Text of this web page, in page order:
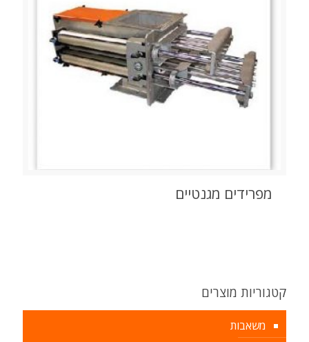
מפרידים מגנטיים
קטגוריות מוצרים
משאבות